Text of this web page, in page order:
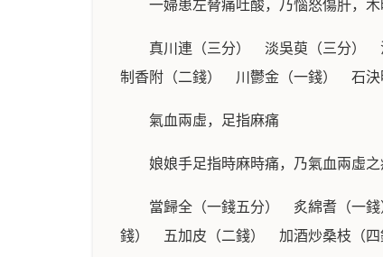
一婦患左脅痛吐酸，乃惱怒傷肝，
真川連（三分） 淡吳萸（三分）
制香附（二錢） 川鬱金（一錢） 石決
氣血兩虛，足指麻痛
娘娘手足指時麻時痛，乃氣血兩虛
當歸全（一錢五分） 炙綿耆（一
錢） 五加皮（二錢） 加酒炒桑枝（四